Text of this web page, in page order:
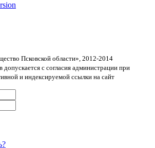
Псковской области», 2012-2014
с согласия администрации при
и индексируемой ссылки на сайт